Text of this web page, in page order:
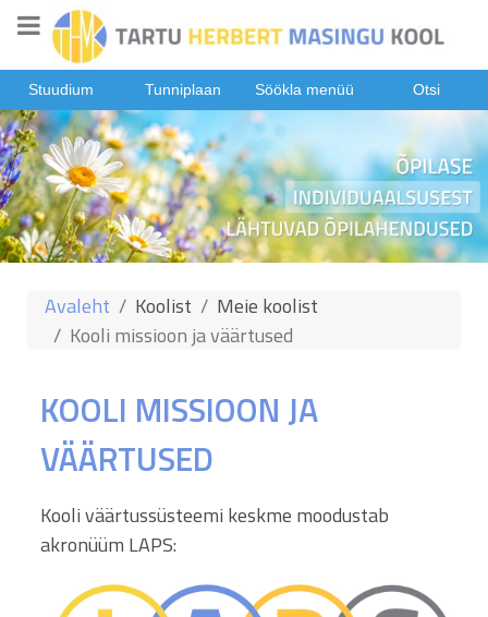
Stuudium Tunniplaan Söökla menüü Otsi
Avaleht Koolist
Meie koolist
Kooli missioon ja väärtused
KOOLI MISSIOON JA
VÄÄRTUSED
Kooli väärtussüsteemi keskme moodustab
akronüüm LAPS: